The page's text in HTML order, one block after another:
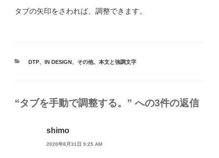
タブの矢印をさわれば、調整できます。
カ
DTP、 IN DESIGN 、 その他、 本文と強調文字
“タブを手動で調整する。” への3件の返信
shimo
2020年8月31日 9:25 AM